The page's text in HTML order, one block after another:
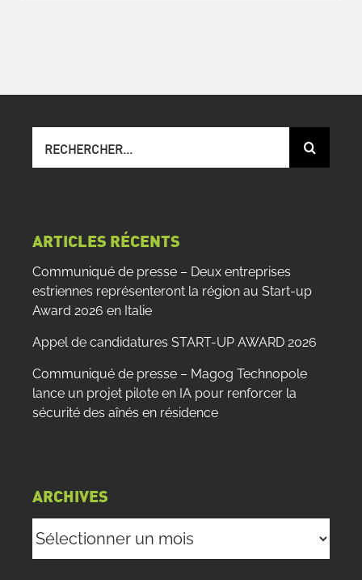
sur
ARTICLES RÉCENTS
Communiqué de presse – Deux entreprises
estriennes représenteront la région au Start-up
Award 2026 en Italie
Appel de candidatures START-UP AWARD 2026
Communiqué de presse – Magog Technopole
lance un projet pilote en IA pour renforcer la
sécurité des aînés en résidence
ARCHIVES